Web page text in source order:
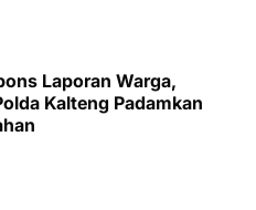
Laporan Warga,
Kalteng Padamkan